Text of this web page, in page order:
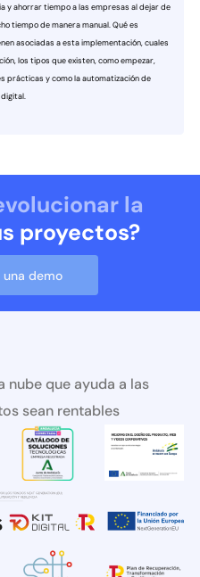
y ahorrar tiempo a las empresas al dejar de
tiempo de manera manual. Qué es
asociadas a esta implementación, cuales
los tipos que existen, como empezar,
prácticas y como la automatización de
la
proyectos?
demo
nube que ayuda a las
sean rentables